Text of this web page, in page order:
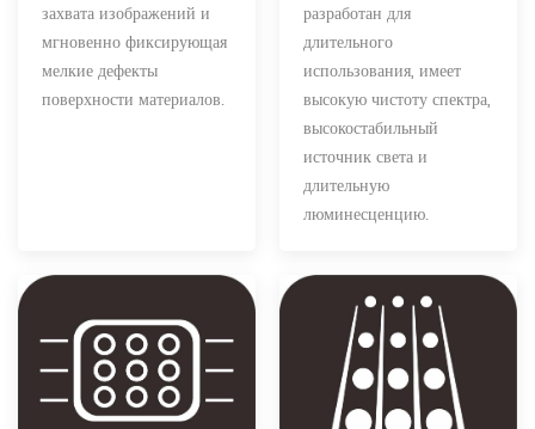
захвата изображений и
мгновенно фиксирующая
мелкие дефекты
поверхности материалов.
разработан для
длительного
использования, имеет
высокую чистоту спектра,
высокостабильный
источник света и
длительную
люминесценцию.